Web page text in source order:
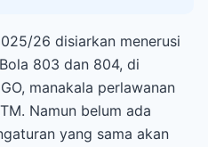
26 disiarkan menerusi
803 dan 804, di
manakala perlawanan
Namun belum ada
yang sama akan